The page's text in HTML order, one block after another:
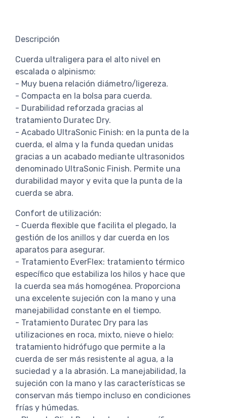
Descripción
Cuerda ultraligera para el alto nivel en
escalada o alpinismo:
- Muy buena relación diámetro/ligereza.
- Compacta en la bolsa para cuerda.
- Durabilidad reforzada gracias al
tratamiento Duratec Dry.
- Acabado UltraSonic Finish: en la punta de la
cuerda, el alma y la funda quedan unidas
gracias a un acabado mediante ultrasonidos
denominado UltraSonic Finish. Permite una
durabilidad mayor y evita que la punta de la
cuerda se abra.
Confort de utilización:
- Cuerda flexible que facilita el plegado, la
gestión de los anillos y dar cuerda en los
aparatos para asegurar.
- Tratamiento EverFlex: tratamiento térmico
específico que estabiliza los hilos y hace que
la cuerda sea más homogénea. Proporciona
una excelente sujeción con la mano y una
manejabilidad constante en el tiempo.
- Tratamiento Duratec Dry para las
utilizaciones en roca, mixto, nieve o hielo:
tratamiento hidrófugo que permite a la
cuerda de ser más resistente al agua, a la
suciedad y a la abrasión. La manejabilidad, la
sujeción con la mano y las características se
conservan más tiempo incluso en condiciones
frías y húmedas.